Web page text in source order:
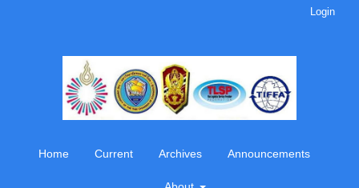
Home Current Archives Announcements
Login